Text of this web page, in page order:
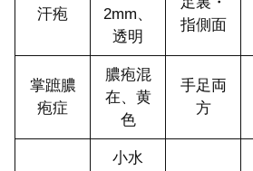
汗疱
2mm、
透明
指側面
掌蹠膿
疱症
膿疱混
在、黄
色
手足両
方
小水